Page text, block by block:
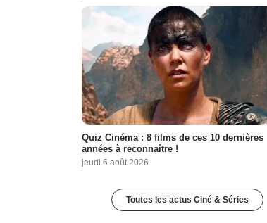
Quiz Cinéma : 8 films de ces 10 dernières
années à reconnaître !
jeudi 6 août 2026
Toutes les actus Ciné & Séries